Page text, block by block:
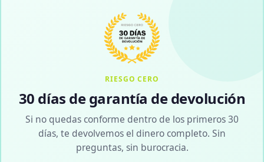
RIESGO CERO
30 días de garantía de devolución
Si no quedas conforme dentro de los primeros 30
días, te devolvemos el dinero completo. Sin
preguntas, sin burocracia.